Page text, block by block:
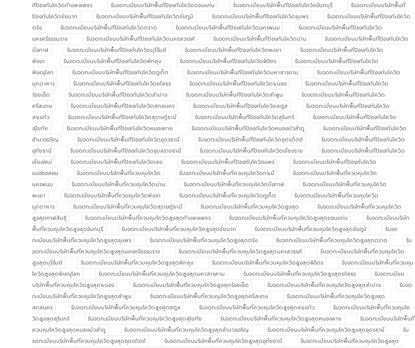
ทีป้องกันโควิดกำแพงเพชร
รับจดทะเบียนบริษัทพื้นทีป้องกันโควิดขอนแก่น รับจดทะเบียนบริษัทพื้นทีป้องกันโควิดจันทบุรี
รับจดทะเบียนบริษัทพื้นที
ป้องกันโควิดชัยนาท
รับจดทะเบียนบริษัทพื้นทีป้องกันโควิดชัยภูมิ รับจดทะเบียนบริษัทพื้นทีป้องกันโควิดชุมพร
รับจดทะเบียนบริษัทพื้นทีป้องกันโควิด
ตรัง
รับจดทะเบียนบริษัทพื้นทีป้องกันโควิดตราด รับจดทะเบียนบริษัทพื้นทีป้องกันโควิดนครพนม
รับจดทะเบียนบริษัทพื้นทีป้องกันโควิด
นครศรีธรรมราช
รับจดทะเบียนบริษัทพื้นทีป้องกันโควิดนครสวรรค์ รับจดทะเบียนบริษัทพื้นทีป้องกันโควิดน่าน
รับจดทะเบียนบริษัทพื้นทีป้องกันโควิด
บึงกาฬ
รับจดทะเบียนบริษัทพื้นทีป้องกันโควิดบุรีรัมย์ รับจดทะเบียนบริษัทพื้นทีป้องกันโควิดพะเยา
รับจดทะเบียนบริษัทพื้นทีป้องกันโควิด
พังงา
รับจดทะเบียนบริษัทพื้นทีป้องกันโควิดพัทลุง รับจดทะเบียนบริษัทพื้นทีป้องกันโควิดพิจิตร
รับจดทะเบียนบริษัทพื้นทีป้องกันโควิด
พิษณุโลก
รับจดทะเบียนบริษัทพื้นทีป้องกันโควิดภูเก็ต รับจดทะเบียนบริษัทพื้นทีป้องกันโควิดมหาสารคาม
รับจดทะเบียนบริษัทพื้นทีป้องกันโควิด
มุกดาหาร
รับจดทะเบียนบริษัทพื้นทีป้องกันโควิดยโสธร รับจดทะเบียนบริษัทพื้นทีป้องกันโควิดระนอง
รับจดทะเบียนบริษัทพื้นทีป้องกันโควิด
ร้อยเอ็ด
รับจดทะเบียนบริษัทพื้นทีป้องกันโควิดลำปาง รับจดทะเบียนบริษัทพื้นทีป้องกันโควิดลำพูน
รับจดทะเบียนบริษัทพื้นทีป้องกันโควิด
ศรีสะเกษ
รับจดทะเบียนบริษัทพื้นทีป้องกันโควิดสกลนคร รับจดทะเบียนบริษัทพื้นทีป้องกันโควิดสตูล
รับจดทะเบียนบริษัทพื้นทีป้องกันโควิด
สระแก้ว
รับจดทะเบียนบริษัทพื้นทีป้องกันโควิดสุราษฎ์ธานี รับจดทะเบียนบริษัทพื้นทีป้องกันโควิดสุรินทร์
รับจดทะเบียนบริษัทพื้นทีป้องกันโควิด
สุโขทัย
รับจดทะเบียนบริษัทพื้นทีป้องกันโควิดหนองคาย รับจดทะเบียนบริษัทพื้นทีป้องกันโควิดหนองบัวลำภู
รับจดทะเบียนบริษัทพื้นทีป้องกันโควิด
อำนาจเจริญ
รับจดทะเบียนบริษัทพื้นทีป้องกันโควิดอุดรธานี รับจดทะเบียนบริษัทพื้นทีป้องกันโควิดอุตรดิตถ์
รับจดทะเบียนบริษัทพื้นทีป้องกันโควิด
อุทัยธานี
รับจดทะเบียนบริษัทพื้นทีป้องกันโควิดอุบลราชธานี รับจดทะเบียนบริษัทพื้นทีป้องกันโควิดเชียงราย
รับจดทะเบียนบริษัทพื้นทีป้องกันโควิด
เชียงใหม่
รับจดทะเบียนบริษัทพื้นทีป้องกันโควิดเลย รับจดทะเบียนบริษัทพื้นทีป้องกันโควิดแพร่
รับจดทะเบียนบริษัทพื้นทีป้องกันโควิด
แม่ฮ่องสอน
รับจดทะเบียนบริษัทพื้นที่ควบคุมโควิด รับจดทะเบียนบริษัทพื้นที่ควบคุมโควิดกระบี่
รับจดทะเบียนบริษัทพื้นที่ควบคุมโควิด
นครพนม
รับจดทะเบียนบริษัทพื้นที่ควบคุมโควิดน่าน รับจดทะเบียนบริษัทพื้นที่ควบคุมโควิดบึงกาฬ
รับจดทะเบียนบริษัทพื้นที่ควบคุมโควิด
พะเยา
รับจดทะเบียนบริษัทพื้นที่ควบคุมโควิดพังงา รับจดทะเบียนบริษัทพื้นที่ควบคุมโควิดภูเก็ต
รับจดทะเบียนบริษัทพื้นที่ควบคุมโควิด
มุกดาหาร
รับจดทะเบียนบริษัทพื้นที่ควบคุมโควิดสุราษฎ์ธานี รับจดทะเบียนบริษัทพื้นที่ควบคุมโควิดสูงสุด
รับจดทะเบียนบริษัทพื้นที่ควบคุมโควิด
สูงสุดกาฬสินธุ์
รับจดทะเบียนบริษัทพื้นที่ควบคุมโควิดสูงสุดกำแพงเพชร รับจดทะเบียนบริษัทพื้นที่ควบคุมโควิดสูงสุดขอนแก่น
รับจดทะเบียนบริษัท
พื้นที่ควบคุมโควิดสูงสุดจันทบุรี
รับจดทะเบียนบริษัทพื้นที่ควบคุมโควิดสูงสุดชัยนาท รับจดทะเบียนบริษัทพื้นที่ควบคุมโควิดสูงสุดชัยภูมิ
รับจด
ทะเบียนบริษัทพื้นที่ควบคุมโควิดสูงสุดชุมพร
รับจดทะเบียนบริษัทพื้นที่ควบคุมโควิดสูงสุดตรัง รับจดทะเบียนบริษัทพื้นที่ควบคุมโควิดสูงสุดตราด
รับ
จดทะเบียนบริษัทพื้นที่ควบคุมโควิดสูงสุดนครศรีธรรมราช
รับจดทะเบียนบริษัทพื้นที่ควบคุมโควิดสูงสุดนครสวรรค์
รับจดทะเบียนบริษัทพื้นที่ควบคุมโควิด
สูงสุดบุรีรัมย์
รับจดทะเบียนบริษัทพื้นที่ควบคุมโควิดสูงสุดพัทลุง รับจดทะเบียนบริษัทพื้นที่ควบคุมโควิดสูงสุดพิจิตร
รับจดทะเบียนบริษัทพื้นที่ควบคุม
โควิดสูงสุดพิษณุโลก
รับจดทะเบียนบริษัทพื้นที่ควบคุมโควิดสูงสุดมหาสารคาม รับจดทะเบียนบริษัทพื้นที่ควบคุมโควิดสูงสุดยโสธร
รับจดทะเบียน
บริษัทพื้นที่ควบคุมโควิดสูงสุดระนอง
รับจดทะเบียนบริษัทพื้นที่ควบคุมโควิดสูงสุดร้อยเอ็ด รับจดทะเบียนบริษัทพื้นที่ควบคุมโควิดสูงสุดลำปาง
รับจด
ทะเบียนบริษัทพื้นที่ควบคุมโควิดสูงสุดลำพูน
รับจดทะเบียนบริษัทพื้นที่ควบคุมโควิดสูงสุดศรีสะเกษ
รับจดทะเบียนบริษัทพื้นที่ควบคุมโควิดสูงสุด
สกลนคร
รับจดทะเบียนบริษัทพื้นที่ควบคุมโควิดสูงสุดสตูล รับจดทะเบียนบริษัทพื้นที่ควบคุมโควิดสูงสุดสระแก้ว
รับจดทะเบียนบริษัทพื้นที่ควบคุมโค
วิดสูงสุดสุรินทร์
รับจดทะเบียนบริษัทพื้นที่ควบคุมโควิดสูงสุดสุโขทัย รับจดทะเบียนบริษัทพื้นที่ควบคุมโควิดสูงสุดหนองคาย
รับจดทะเบียนบริษัทพื้นที่
ควบคุมโควิดสูงสุดหนองบัวลำภู
รับจดทะเบียนบริษัทพื้นที่ควบคุมโควิดสูงสุดอำนาจเจริญ รับจดทะเบียนบริษัทพื้นที่ควบคุมโควิดสูงสุดอุดรธานี
รับ
จดทะเบียนบริษัทพื้นที่ควบคุมโควิดสูงสุดอุตรดิตถ์
รับจดทะเบียนบริษัทพื้นที่ควบคุมโควิดสูงสุดอุทัยธานี
รับจดทะเบียนบริษัทพื้นที่ควบคุมโควิดสูงสุด